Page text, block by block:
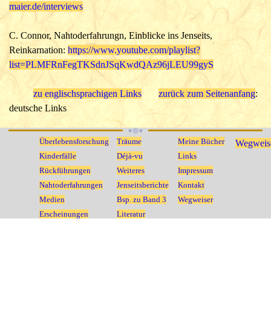
maier.de/interviews
C. Connor, Nahtoderfahrungn, Einblicke ins Jenseits,
Reinkarnation: https://www.youtube.com/playlist?
list=PLMFRnFegTKSdnJSqKwdQAz96jLEU99gyS
zu englischsprachigen Links zurück zum Seitenanfang:
deutsche Links
Überlebensforschung
Kinderfälle
Rückführungen
Nahtoderfahrungen
Medien
Erscheinungen
Träume
Déjà-vu
Weiteres
Jenseitsberichte
Bsp. zu Band 3
Literatur
Meine Bücher
Links
Impressum
Kontakt
Wegweiser